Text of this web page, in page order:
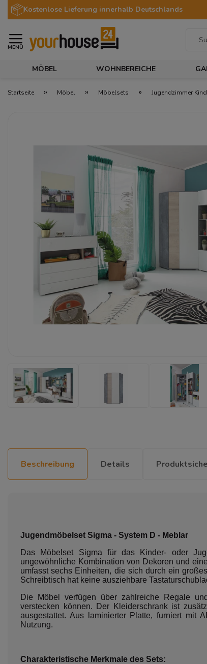
Kostenlose Lieferung innerhalb Deutschlands
MENÜ
MÖBEL WOHNBEREICHE
Startseite » Möbel » Möbelsets » Jugendzimmer
Beschreibung Details
Jugendmöbelset Sigma - System D - Meblar
Das Möbelset Sigma für das Kinder- oder
ungewöhnliche Kombination von Dekoren und
umfasst sechs Einheiten, die sich durch ein
Schreibtisch hat keine ausziehbare
Die Möbel verfügen über zahlreiche Regale
verstecken können. Der Kleiderschrank ist
ausgestattet. Aus laminierter Platte, furniert mit
Nutzung.
Charakteristische Merkmale des Sets: